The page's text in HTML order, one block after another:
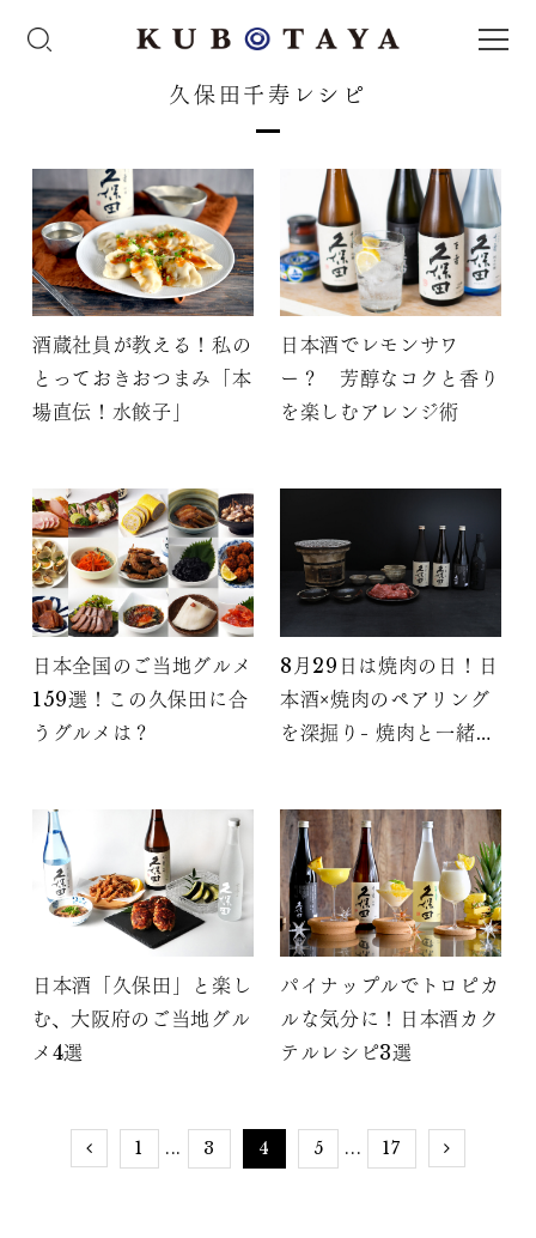
久保田千寿レシピ
酒蔵社員が教える！私の
とっておきおつまみ「本
場直伝！水餃子」
日本酒でレモンサワ
ー？ 芳醇なコクと香り
を楽しむアレンジ術
日本全国のご当地グルメ
159選！この久保田に合
うグルメは？
8月29日は焼肉の日！日
本酒×焼肉のペアリング
を深掘り- 焼肉と一緒に
日本酒「久保田」と楽し
む、大阪府のご当地グル
メ4選
パイナップルでトロピカ
ルな気分に！日本酒カク
テルレシピ3選
1 ... 3 4 5 ... 17